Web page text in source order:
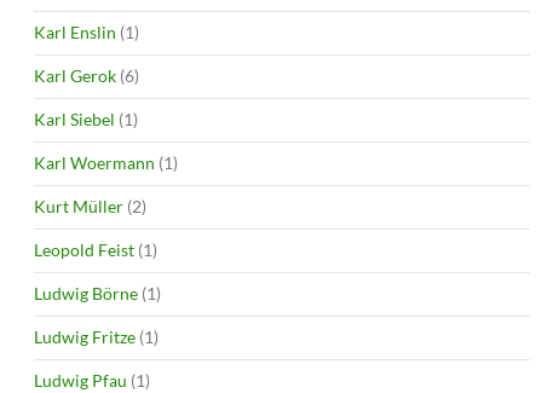
Karl Enslin (1)
Karl Gerok (6)
Karl Siebel (1)
Karl Woermann (1)
Kurt Müller (2)
Leopold Feist (1)
Ludwig Börne (1)
Ludwig Fritze (1)
Ludwig Pfau (1)